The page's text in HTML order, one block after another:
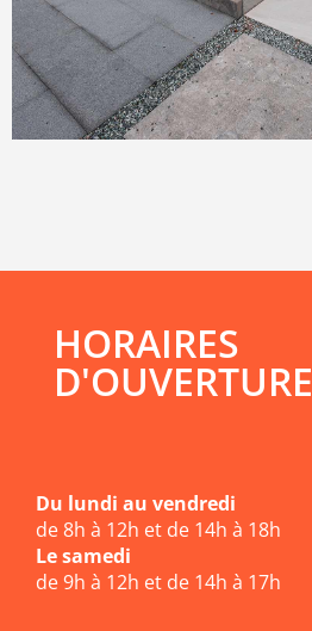
HORAIRES
D'OUVERTURE
Du lundi au vendredi
de 8h à 12h et de 14h à 18h
Le samedi
de 9h à 12h et de 14h à 17h